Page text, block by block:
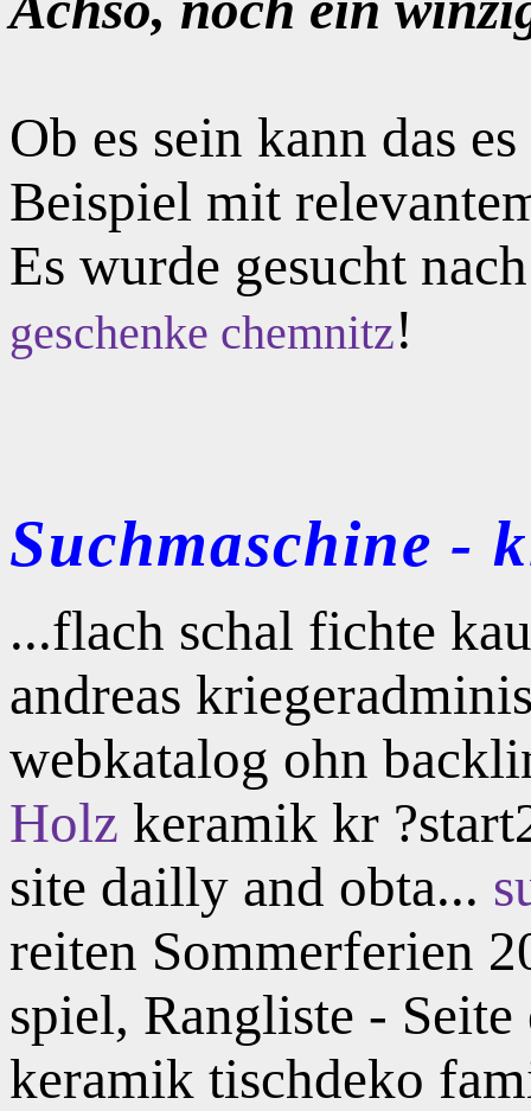
Ob es sein kann das
Beispiel mit
Es wurde gesucht
geschenke chemnitz!
Suchmaschine -
...flach schal fichte
andreas
webkatalog ohn
Holz keramik kr
site dailly and obta...
reiten Sommerferien
spiel, Rangliste -
keramik tischdeko